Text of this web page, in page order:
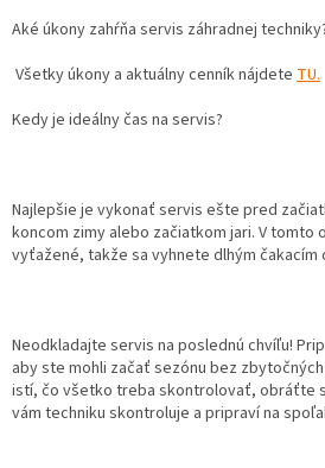
Aké úkony zahŕňa servis záhradnej
Všetky úkony a aktuálny cenník nájdete TU.
Kedy je ideálny čas na servis?
Najlepšie je vykonať servis ešte pred
koncom zimy alebo začiatkom jari. V tomto
vyťažené, takže sa vyhnete dlhým čakacím
Neodkladajte servis na poslednú chvíľu!
aby ste mohli začať sezónu bez
istí, čo všetko treba skontrolovať, obráťte
vám techniku skontroluje a pripraví na